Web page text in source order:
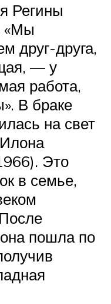
Регины
«Мы
друг-друга,
— у
работа,
В браке
на свет
Это
в семье,
пошла по